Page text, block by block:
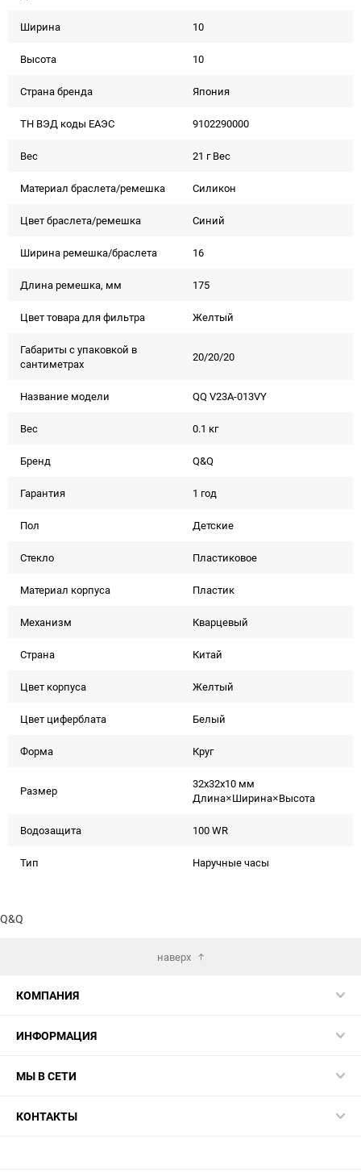
Ширина 10
Высота 10
Страна бренда Япония
ТН ВЭД коды ЕАЭС 9102290000
Вес 21 г Вес
Материал браслета/ремешка Силикон
Цвет браслета/ремешка Синий
Ширина ремешка/браслета 16
Длина ремешка, мм 175
Цвет товара для фильтра Желтый
Габариты с упаковкой в
сантиметрах
20/20/20
Название модели QQ V23A-013VY
Вес 0.1 кг
Бренд Q&Q
Гарантия 1 год
Пол Детские
Стекло Пластиковое
Материал корпуса Пластик
Механизм Кварцевый
Страна Китай
Цвет корпуса Желтый
Цвет циферблата Белый
Форма Круг
Размер
32x32x10 мм
Длина×Ширина×Высота
Водозащита 100 WR
Тип Наручные часы
Q&Q
наверх
КОМПАНИЯ
ИНФОРМАЦИЯ
МЫ В СЕТИ
КОНТАКТЫ